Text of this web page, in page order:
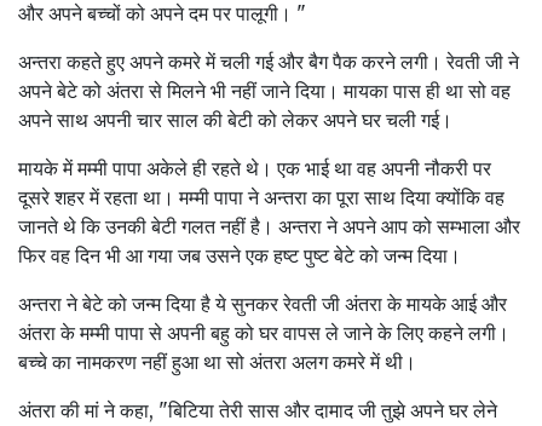
और अपने बच्चों को अपने दम पर पालूगी। "
अन्तरा कहते हुए अपने कमरे में चली गई और बैग पैक करने लगी। रेवती जी ने
अपने बेटे को अंतरा से मिलने भी नहीं जाने दिया। मायका पास ही था सो वह
अपने साथ अपनी चार साल की बेटी को लेकर अपने घर चली गई।
मायके में मम्मी पापा अकेले ही रहते थे। एक भाई था वह अपनी नौकरी पर
दूसरे शहर में रहता था। मम्मी पापा ने अन्तरा का पूरा साथ दिया क्योंकि वह
जानते थे कि उनकी बेटी गलत नहीं है। अन्तरा ने अपने आप को सम्भाला और
फिर वह दिन भी आ गया जब उसने एक हष्ट पुष्ट बेटे को जन्म दिया।
अन्तरा ने बेटे को जन्म दिया है ये सुनकर रेवती जी अंतरा के मायके आई और
अंतरा के मम्मी पापा से अपनी बहु को घर वापस ले जाने के लिए कहने लगी।
बच्चे का नामकरण नहीं हुआ था सो अंतरा अलग कमरे में थी।
अंतरा की मां ने कहा, "बिटिया तेरी सास और दामाद जी तुझे अपने घर लेने